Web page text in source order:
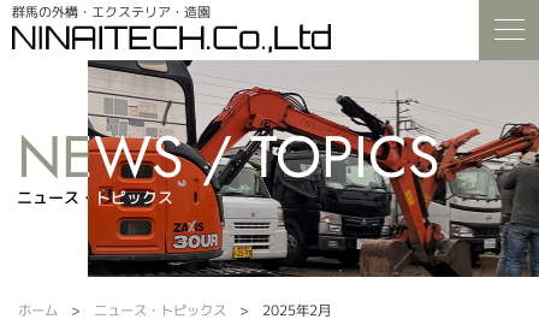
群馬の外構・エクステリア・造園
ニュース・トピックス
ニュース・トピックス
ホーム ニュース・トピックス 2025年2月